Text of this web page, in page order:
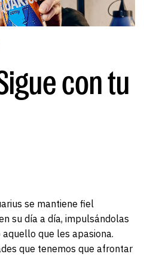
con tu
se mantiene fiel
su día a día, impulsándolas
que les apasiona.
que tenemos que afrontar